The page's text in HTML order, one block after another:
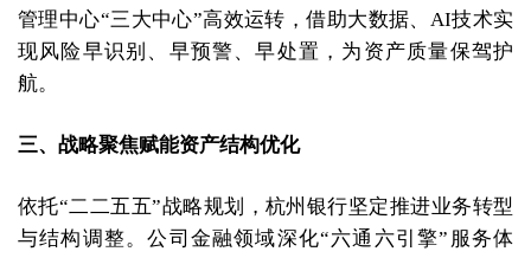
管理中心“三大中心”高效运转，借助大数据、AI技术实
现风险早识别、早预警、早处置，为资产质量保驾护
航。
三、战略聚焦赋能资产结构优化
依托“二二五五”战略规划，杭州银行坚定推进业务转型
与结构调整。公司金融领域深化“六通六引擎”服务体